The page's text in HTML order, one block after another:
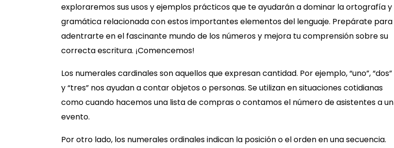
exploraremos sus usos y ejemplos prácticos que te ayudarán a dominar la ortografía y
gramática relacionada con estos importantes elementos del lenguaje. Prepárate para
adentrarte en el fascinante mundo de los números y mejora tu comprensión sobre su
correcta escritura. ¡Comencemos!
Los numerales cardinales son aquellos que expresan cantidad. Por ejemplo, “uno”, “dos”
y “tres” nos ayudan a contar objetos o personas. Se utilizan en situaciones cotidianas
como cuando hacemos una lista de compras o contamos el número de asistentes a un
evento.
Por otro lado, los numerales ordinales indican la posición o el orden en una secuencia.